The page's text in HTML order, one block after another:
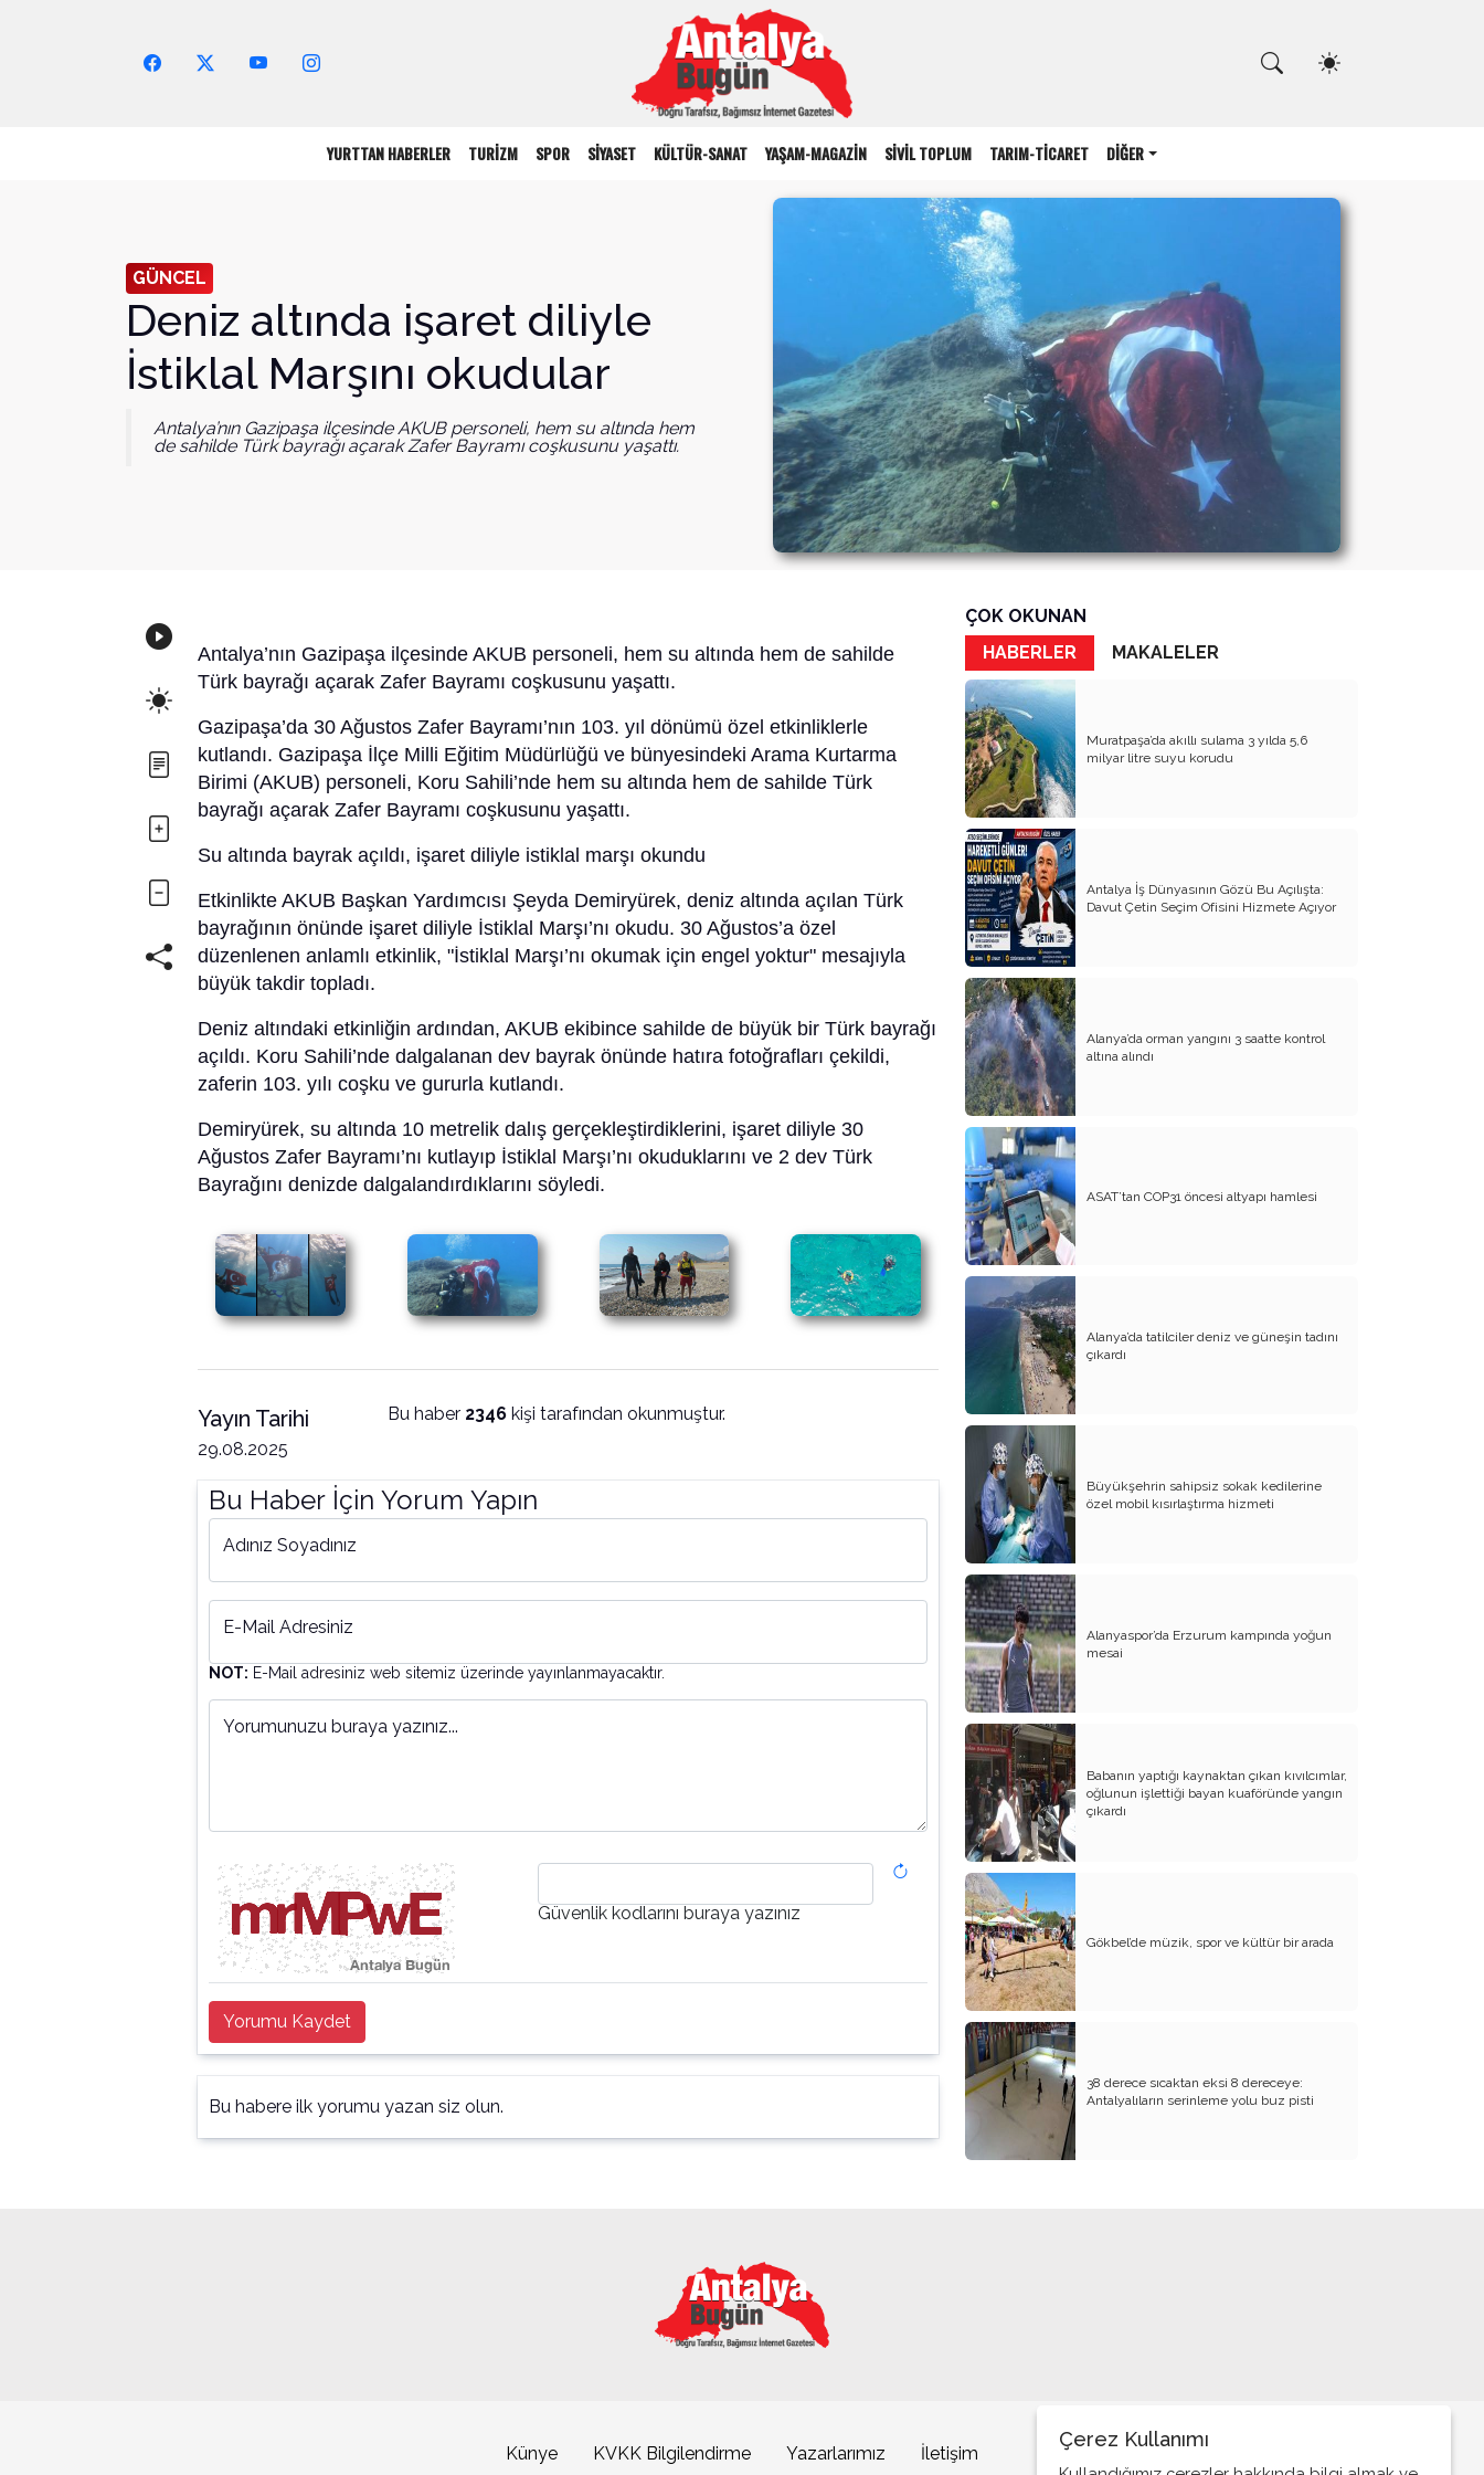
YURTTAN HABERLER TURİZM SPOR SİYASET KÜLTÜR-SANAT YAŞAM-MAGAZİN SİVİL TOPLUM TARIM-TİCARET DİĞER
GÜNCEL
Deniz altında işaret diliyle
İstiklal Marşını okudular
Antalya’nın Gazipaşa ilçesinde AKUB personeli, hem su altında hem
de sahilde Türk bayrağı açarak Zafer Bayramı coşkusunu yaşattı.
Antalya’nın Gazipaşa ilçesinde AKUB personeli, hem su altında hem de sahilde
Türk bayrağı açarak Zafer Bayramı coşkusunu yaşattı.
Gazipaşa’da 30 Ağustos Zafer Bayramı’nın 103. yıl dönümü özel etkinliklerle
kutlandı. Gazipaşa İlçe Milli Eğitim Müdürlüğü ve bünyesindeki Arama Kurtarma
Birimi (AKUB) personeli, Koru Sahili’nde hem su altında hem de sahilde Türk
bayrağı açarak Zafer Bayramı coşkusunu yaşattı.
Su altında bayrak açıldı, işaret diliyle istiklal marşı okundu
Etkinlikte AKUB Başkan Yardımcısı Şeyda Demiryürek, deniz altında açılan Türk
bayrağının önünde işaret diliyle İstiklal Marşı’nı okudu. 30 Ağustos’a özel
düzenlenen anlamlı etkinlik, "İstiklal Marşı’nı okumak için engel yoktur" mesajıyla
büyük takdir topladı.
Deniz altındaki etkinliğin ardından, AKUB ekibince sahilde de büyük bir Türk bayrağı
açıldı. Koru Sahili’nde dalgalanan dev bayrak önünde hatıra fotoğrafları çekildi,
zaferin 103. yılı coşku ve gururla kutlandı.
Demiryürek, su altında 10 metrelik dalış gerçekleştirdiklerini, işaret diliyle 30
Ağustos Zafer Bayramı’nı kutlayıp İstiklal Marşı’nı okuduklarını ve 2 dev Türk
Bayrağını denizde dalgalandırdıklarını söyledi.
Yayın Tarihi
29.08.2025
Bu haber 2346kişi tarafından okunmuştur.
Bu Haber İçin Yorum Yapın
Adınız Soyadınız
E-Mail Adresiniz
NOT: E-Mail adresiniz web sitemiz üzerinde yayınlanmayacaktır.
Yorumunuzu buraya yazınız...
Güvenlik kodlarını buraya yazınız
Yorumu Kaydet
Bu habere ilk yorumu yazan siz olun.
ÇOK OKUNAN
HABERLER
MAKALELER
Muratpaşa’da akıllı sulama 3 yılda 5,6
milyar litre suyu korudu
Antalya İş Dünyasının Gözü Bu Açılışta:
Davut Çetin Seçim Ofisini Hizmete Açıyor
Alanya’da orman yangını 3 saatte kontrol
altına alındı
ASAT’tan COP31 öncesi altyapı hamlesi
Alanya’da tatilciler deniz ve güneşin tadını
çıkardı
Büyükşehrin sahipsiz sokak kedilerine
özel mobil kısırlaştırma hizmeti
Alanyaspor’da Erzurum kampında yoğun
mesai
Babanın yaptığı kaynaktan çıkan kıvılcımlar,
oğlunun işlettiği bayan kuaföründe yangın
çıkardı
Gökbel’de müzik, spor ve kültür bir arada
38 derece sıcaktan eksi 8 dereceye:
Antalyalıların serinleme yolu buz pisti
Künye KVKK Bilgilendirme Yazarlarımız İletişim
Çerez Kullanımı
Arama Yap!